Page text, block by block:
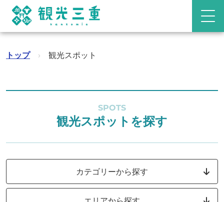
トップ › 観光スポット
SPOTS
観光スポットを探す
カテゴリーから探す